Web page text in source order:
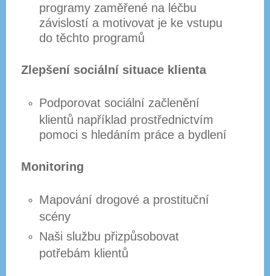
programy zaměřené na léčbu
závislostí a motivovat je ke vstupu
do těchto programů
Zlepšení sociální situace klienta
Podporovat sociální začlenění
klientů například prostřednictvím
pomoci s hledáním práce a bydlení
Monitoring
Mapování drogové a prostituční
scény
Naši službu přizpůsobovat
potřebám klientů